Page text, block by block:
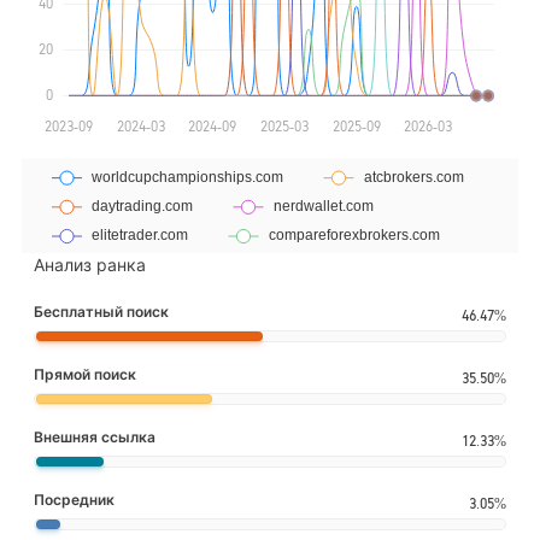
Анализ ранка
Бесплатный поиск 46.47%
Прямой поиск 35.50%
Внешняя ссылка 12.33%
Посредник 3.05%